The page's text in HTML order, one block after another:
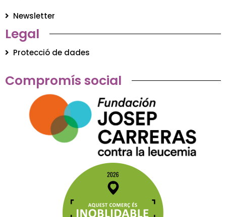
Newsletter
Legal
Protecció de dades
Compromís social